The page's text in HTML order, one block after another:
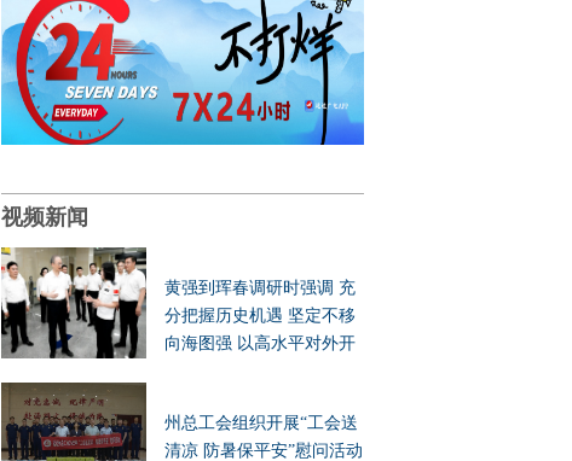
视频新闻
黄强到珲春调研时强调 充
分把握历史机遇 坚定不移
向海图强 以高水平对外开
州总工会组织开展“工会送
清凉 防暑保平安”慰问活动